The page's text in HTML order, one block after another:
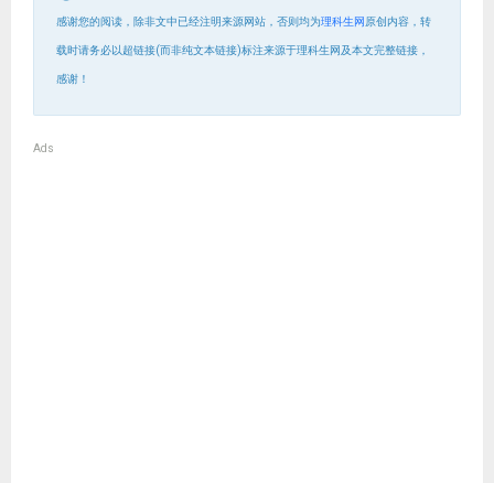
感谢您的阅读，除非文中已经注明来源网站，否则均为理科生网 原创内容，转
载时请务必以超链接(而非纯文本链接)标注来源于理科生网及本文完整链接，
感谢！
Ads